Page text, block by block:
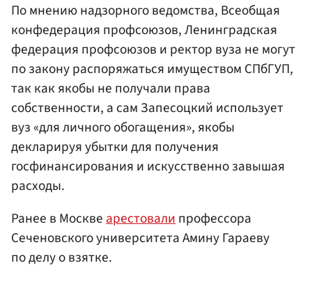
По мнению надзорного ведомства, Всеобщая
конфедерация профсоюзов, Ленинградская
федерация профсоюзов и ректор вуза не могут
по закону распоряжаться имуществом СПбГУП,
так как якобы не получали права
собственности, а сам Запесоцкий использует
вуз «для личного обогащения», якобы
декларируя убытки для получения
госфинансирования и искусственно завышая
расходы.
Ранее в Москвеарестовалипрофессора
Сеченовского университета Амину Гараеву
по делу о взятке.